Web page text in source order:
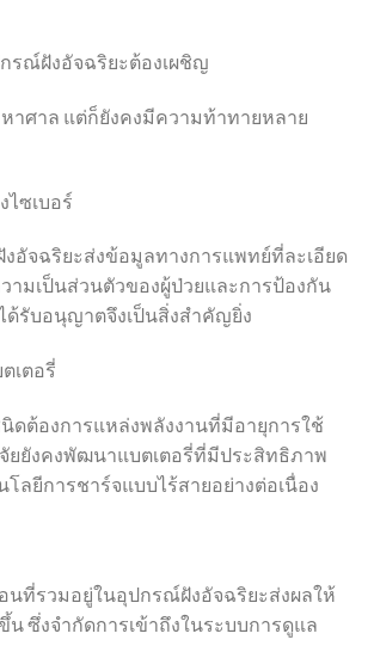
รณ์ฝังอัจฉริยะต้องเผชิญ
าศาล แต่ก็ยังคงมีความท้าทายหลาย
ซเบอร์
อัจฉริยะส่งข้อมูลทางการแพทย์ที่ละเอียด
ามเป็นส่วนตัวของผู้ป่วยและการป้องกัน
ด้รับอนุญาตจึงเป็นสิ่งสำคัญยิ่ง
เตอรี่
ดต้องการแหล่งพลังงานที่มีอายุการใช้
ยยังคงพัฒนาแบตเตอรี่ที่มีประสิทธิภาพ
ลยีการชาร์จแบบไร้สายอย่างต่อเนื่อง
นที่รวมอยู่ในอุปกรณ์ฝังอัจฉริยะส่งผลให้
ซึ่งจำกัดการเข้าถึงในระบบการดูแล